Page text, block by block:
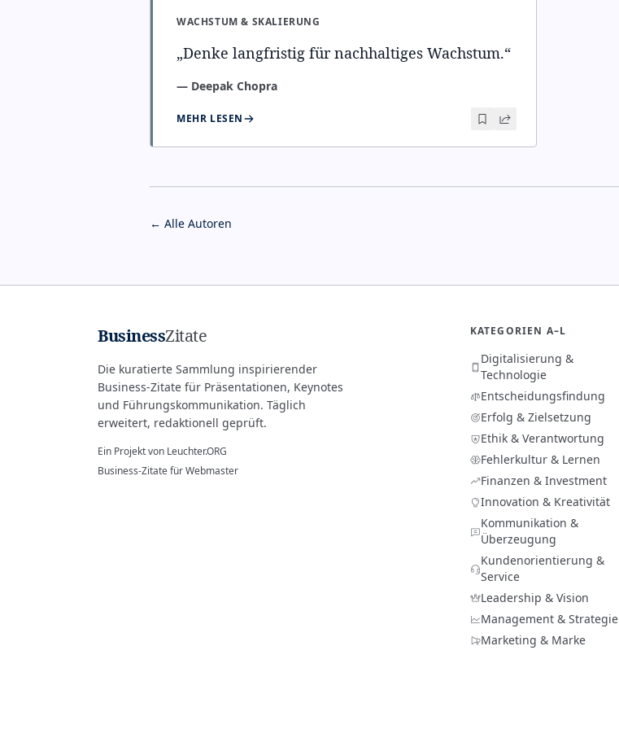
WACHSTUM & SKALIERUNG
„Denke langfristig für nachhaltiges Wachstum.“
— Deepak Chopra
MEHR LESEN
← Alle Autoren
BusinessZitate
Die kuratierte Sammlung inspirierender
Business-Zitate für Präsentationen, Keynotes
und Führungskommunikation. Täglich
erweitert, redaktionell geprüft.
Ein Projekt von Leuchter.ORG
Business-Zitate für Webmaster
KATEGORIEN A–L
Digitalisierung &
Technologie
Entscheidungsfindung
Erfolg & Zielsetzung
Ethik & Verantwortung
Fehlerkultur & Lernen
Finanzen & Investment
Innovation & Kreativität
Kommunikation &
Überzeugung
Kundenorientierung &
Service
Leadership & Vision
Management & Strategie
Marketing & Marke